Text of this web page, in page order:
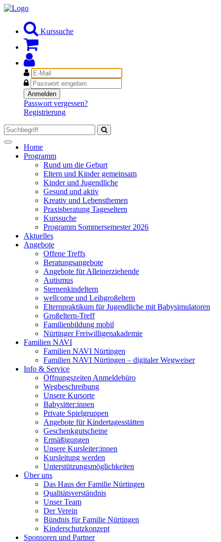
Kurssuche
E-
Mail
Passwort
Anmelden
Passwort vergessen?
Registrierung
Toggle
navigation
Home
Programm
Rund um die Geburt
Eltern und Kinder gemeinsam
Kinder und Jugendliche
Gesund und aktiv
Kreativ und Lebensthemen
Praxisberatung Tageseltern
Kurssuche
Programm Sommersemester 2026
Aktuelles
Angebote
Offene Treffs
Beratungsangebote
Angebote für Alleinerziehende
Autismus
Sternenkindeltern
wellcome und Leihgroßeltern
Elternpraktikum für Jugendliche mit Babysimulatoren
Großeltern-Treff
Familienbildung mobil
Nürtinger Freiwilligenakademie
Familien NAVI
Familien NAVI Nürtingen
Familien NAVI Nürtingen – digitaler Wegweiser
Info & Service
Öffnungszeiten Anmeldebüro
Wegbeschreibung
Unsere Kursorte
Babysitter:innen
Private Spielgruppen
Angebote für Kindertagesstätten
Geschenkgutscheine
Ermäßigungen
Unsere Kursleiter:innen
Kursleitung werden
Unterstützungsmöglichkeiten
Über uns
Das Haus der Familie Nürtingen
Qualitätsverständnis
Unser Team
Der Verein
Bündnis für Familie Nürtingen
Kinderschutzkonzept
Sponsoren und Partner